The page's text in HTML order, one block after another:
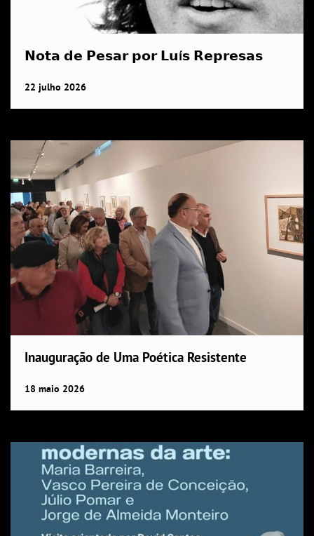
𝗡𝗼𝘁𝗮 𝗱𝗲 𝗣𝗲𝘀𝗮𝗿 𝗽𝗼𝗿 𝗟𝘂í𝘀 𝗥𝗲𝗽𝗿𝗲𝘀𝗮𝘀
22 julho 2026
Inauguração de Uma Poética Resistente
18 maio 2026